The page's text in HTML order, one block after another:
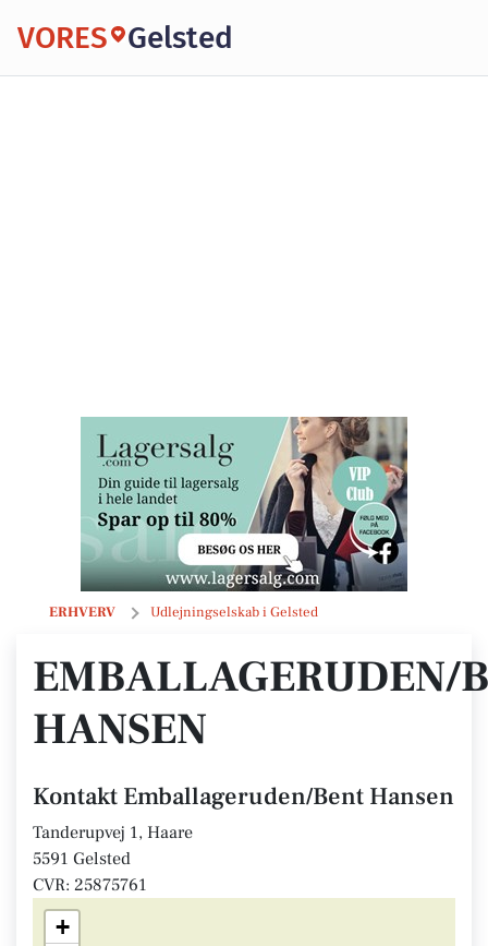
VORES Gelsted
ERHVERV Udlejningselskab i Gelsted
Emballageruden/Bent Hansen
EMBALLAGERUDEN/
HANSEN
Kontakt Emballageruden/Bent Hansen
Tanderupvej 1, Haare
5591 Gelsted
CVR: 25875761
+